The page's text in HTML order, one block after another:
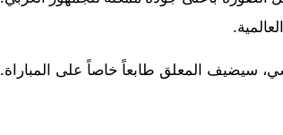
سيضيف المعلق طابعاً خاصاً على المباراة.